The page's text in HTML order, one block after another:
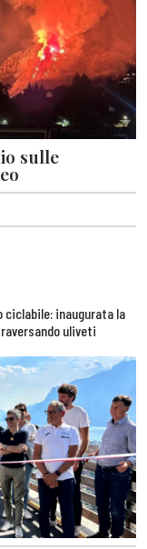
sulle
ciclabile: inaugurata la
uliveti